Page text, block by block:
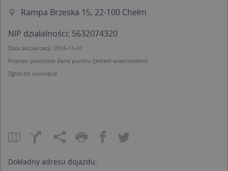
Rampa Brzeska 15, 22-100 Chełm
NIP działalności: 5632074320
Data aktualizacji: 2016-11-07
Popraw powyższe dane punktu (jestem właścicielem).
Zgłoś do usunięcia
Dokładny adresu dojazdu: